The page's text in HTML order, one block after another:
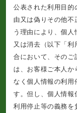
公表された利用目的
由又は偽りその他
う理由により、個
又は消去（以下「
合において、そのご
は、お客様ご本人
なく個人情報の利用
す。但し、個人情報
利用停止等の義務を